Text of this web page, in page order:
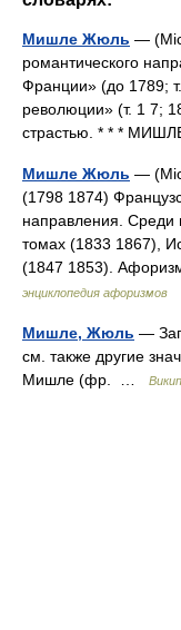
Мишле Жюль —
романтического
Франции» (до 1789;
революции» (т. 1 7;
страстью. * * *
Мишле Жюль —
(1798 1874)
направления. Среди
томах (1833 1867),
(1847 1853).
энциклопедия афоризмов
Мишле, Жюль —
см. также другие
Мишле (фр. …